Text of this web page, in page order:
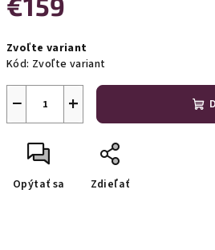
cena:
Zvoľte variant
Kód: Zvoľte variant
+
−
Opýtať sa Zdieľať